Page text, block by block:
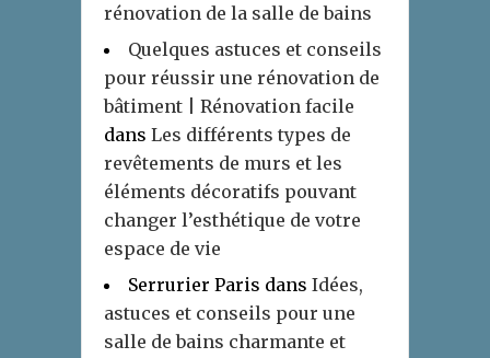
rénovation de la salle de bains
Quelques astuces et conseils
pour réussir une rénovation de
bâtiment | Rénovation facile
dans Les différents types de
revêtements de murs et les
éléments décoratifs pouvant
changer l’esthétique de votre
espace de vie
Serrurier Paris dans Idées,
astuces et conseils pour une
salle de bains charmante et